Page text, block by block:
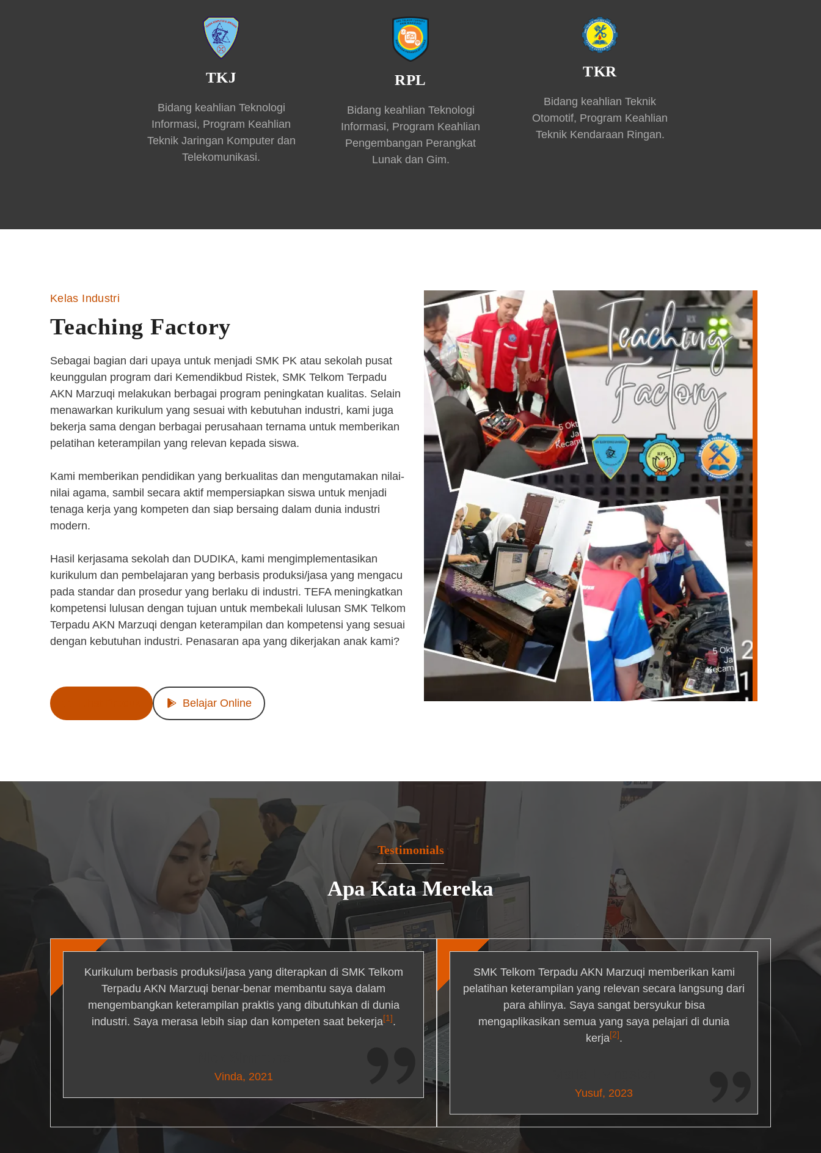
TKJ
Bidang keahlian Teknologi
Informasi, Program Keahlian
Teknik Jaringan Komputer dan
Telekomunikasi.
RPL
Bidang keahlian Teknologi
Informasi, Program Keahlian
Pengembangan Perangkat
Lunak dan Gim.
TKR
Bidang keahlian Teknik
Otomotif, Program Keahlian
Teknik Kendaraan Ringan.
Kelas Industri
Teaching Factory
Sebagai bagian dari upaya untuk menjadi SMK PK atau sekolah pusat
keunggulan program dari Kemendikbud Ristek, SMK Telkom Terpadu
AKN Marzuqi melakukan berbagai program peningkatan kualitas. Selain
menawarkan kurikulum yang sesuai with kebutuhan industri, kami juga
bekerja sama dengan berbagai perusahaan ternama untuk memberikan
pelatihan keterampilan yang relevan kepada siswa.
Kami memberikan pendidikan yang berkualitas dan mengutamakan nilai-
nilai agama, sambil secara aktif mempersiapkan siswa untuk menjadi
tenaga kerja yang kompeten dan siap bersaing dalam dunia industri
modern.
Hasil kerjasama sekolah dan DUDIKA, kami mengimplementasikan
kurikulum dan pembelajaran yang berbasis produksi/jasa yang mengacu
pada standar dan prosedur yang berlaku di industri. TEFA meningkatkan
kompetensi lulusan dengan tujuan untuk membekali lulusan SMK Telkom
Terpadu AKN Marzuqi dengan keterampilan dan kompetensi yang sesuai
dengan kebutuhan industri. Penasaran apa yang dikerjakan anak kami?
Belajar Online
Testimonials
Apa Kata Mereka
Kurikulum berbasis produksi/jasa yang diterapkan di SMK Telkom
Terpadu AKN Marzuqi benar-benar membantu saya dalam
mengembangkan keterampilan praktis yang dibutuhkan di dunia
industri. Saya merasa lebih siap dan kompeten saat bekerja[1].
Vinda, 2021
SMK Telkom Terpadu AKN Marzuqi memberikan kami
pelatihan keterampilan yang relevan secara langsung dari
para ahlinya. Saya sangat bersyukur bisa
mengaplikasikan semua yang saya pelajari di dunia
kerja[2].
Yusuf, 2023